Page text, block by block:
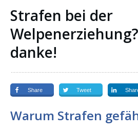
Strafen bei der
danke!
Share Tweet
Warum Strafen